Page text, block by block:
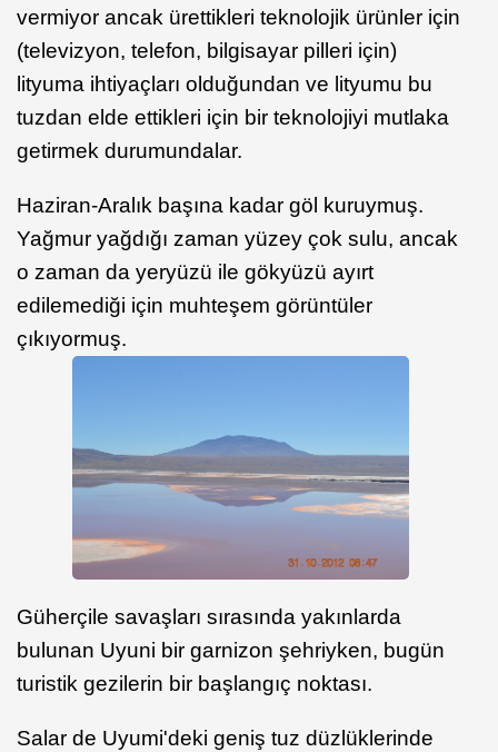
vermiyor ancak ürettikleri teknolojik ürünler için
(televizyon, telefon, bilgisayar pilleri için)
lityuma ihtiyaçları olduğundan ve lityumu bu
tuzdan elde ettikleri için bir teknolojiyi mutlaka
getirmek durumundalar.
Haziran-Aralık başına kadar göl kuruymuş.
Yağmur yağdığı zaman yüzey çok sulu, ancak
o zaman da yeryüzü ile gökyüzü ayırt
edilemediği için muhteşem görüntüler
çıkıyormuş.
Güherçile savaşları sırasında yakınlarda
bulunan Uyuni bir garnizon şehriyken, bugün
turistik gezilerin bir başlangıç noktası.
Salar de Uyumi'deki geniş tuz düzlüklerinde